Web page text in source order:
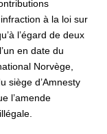
à la loi sur
l’égard de deux
en date du
Norvège,
siège d’Amnesty
l’amende